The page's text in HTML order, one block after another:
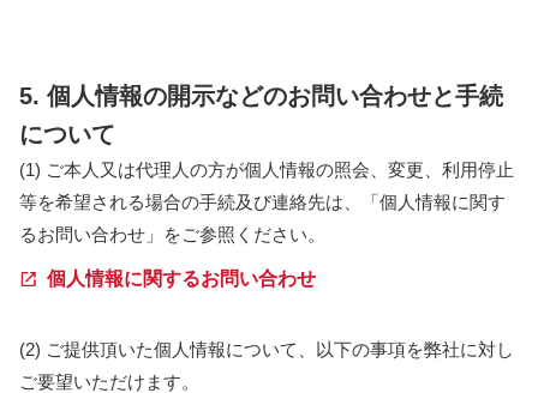
5. 個人情報の開示などのお問い合わせと手続
について
(1) ご本人又は代理人の方が個人情報の照会、変更、利用停止
等を希望される場合の手続及び連絡先は、「個人情報に関す
るお問い合わせ」をご参照ください。
個人情報に関するお問い合わせ
(2) ご提供頂いた個人情報について、以下の事項を弊社に対し
ご要望いただけます。